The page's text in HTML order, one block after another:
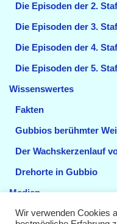
Die Episoden der 2.
Die Episoden der 3.
Die Episoden der 4.
Die Episoden der 5.
Wissenswertes
Fakten
Gubbios berühmter
Der Wachskerzenlauf
Drehorte in Gubbio
Medien
Videos
Wir verwenden Cookies